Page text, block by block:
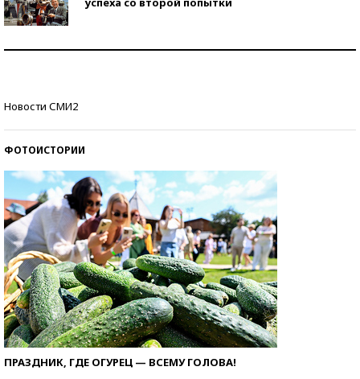
Новости СМИ2
ФОТОИСТОРИИ
ПРАЗДНИК, ГДЕ ОГУРЕЦ — ВСЕМУ ГОЛОВА!